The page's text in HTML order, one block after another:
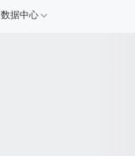
数据中心